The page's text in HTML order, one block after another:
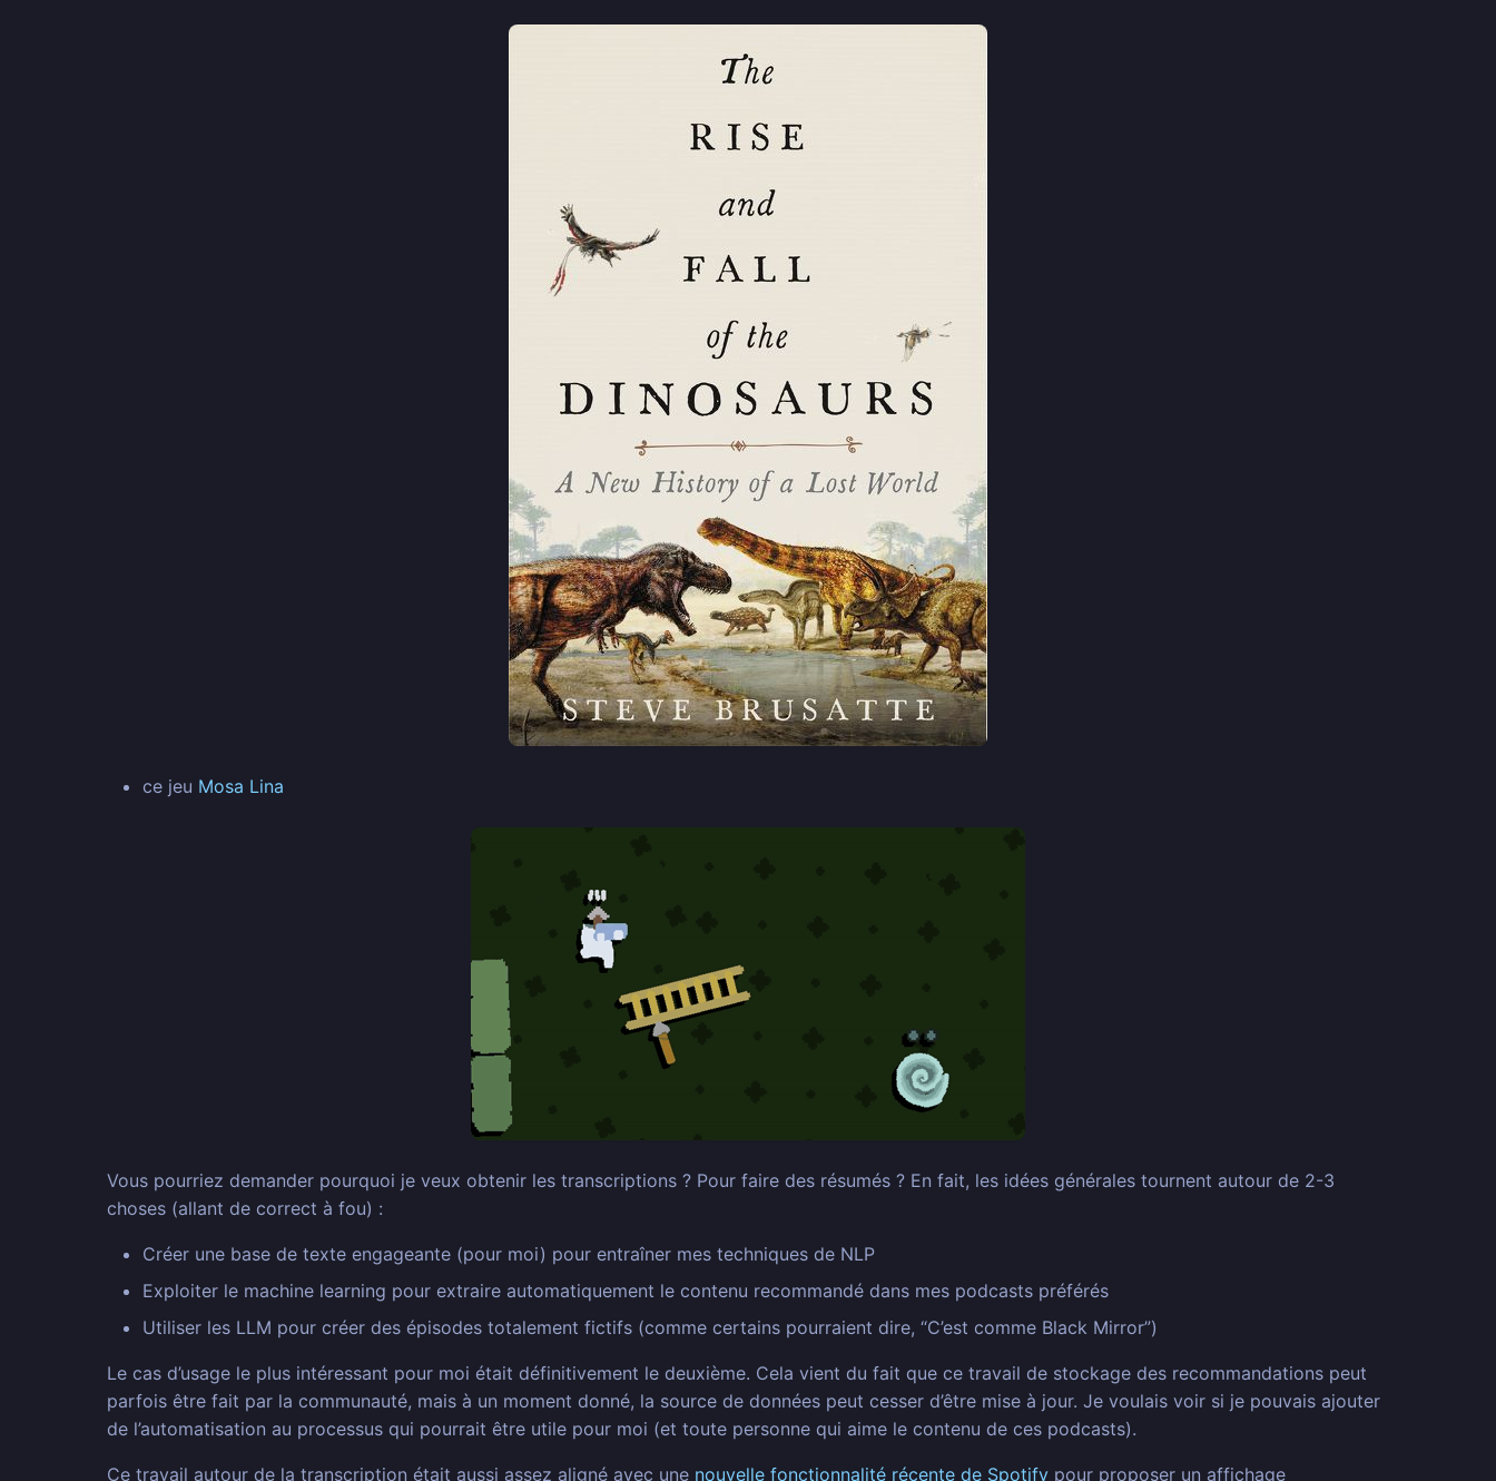
ce jeu Mosa Lina
Vous pourriez demander pourquoi je veux obtenir les transcriptions ? Pour faire des résumés ? En fait, les idées générales tournent autour de 2-3
choses (allant de correct à fou) :
Créer une base de texte engageante (pour moi) pour entraîner mes techniques de NLP
Exploiter le machine learning pour extraire automatiquement le contenu recommandé dans mes podcasts préférés
Utiliser les LLM pour créer des épisodes totalement fictifs (comme certains pourraient dire, “C’est comme Black Mirror”)
Le cas d’usage le plus intéressant pour moi était définitivement le deuxième. Cela vient du fait que ce travail de stockage des recommandations peut
parfois être fait par la communauté, mais à un moment donné, la source de données peut cesser d’être mise à jour. Je voulais voir si je pouvais ajouter
de l’automatisation au processus qui pourrait être utile pour moi (et toute personne qui aime le contenu de ces podcasts).
Ce travail autour de la transcription était aussi assez aligné avec une nouvelle fonctionnalité récente de Spotify pour proposer un affichage